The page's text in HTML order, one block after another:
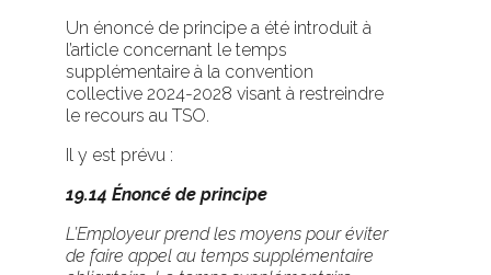
Un énoncé de principe a été introduit à
l’article concernant le temps
supplémentaire à la convention
collective 2024-2028 visant à restreindre
le recours au TSO.
Il y est prévu :
19.14 Énoncé de principe
L’Employeur prend les moyens pour éviter
de faire appel au temps supplémentaire